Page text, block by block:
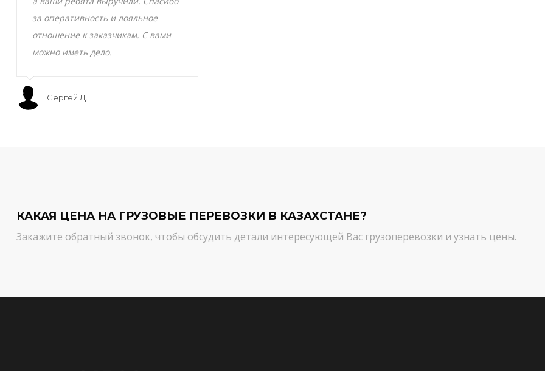
за оперативность и лояльное
отношение к заказчикам. С вами
можно иметь дело.
Сергей Д.
КАКАЯ ЦЕНА НА ГРУЗОВЫЕ ПЕРЕВОЗКИ В КАЗАХСТАНЕ?
Закажите обратный звонок, чтобы обсудить детали интересующей Вас грузоперевозки и узнать цены.